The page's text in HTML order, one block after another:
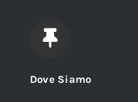
Dove Siamo